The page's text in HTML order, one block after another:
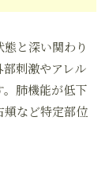
と深い関わり
刺激やアレル
肺機能が低下
頬など特定部位